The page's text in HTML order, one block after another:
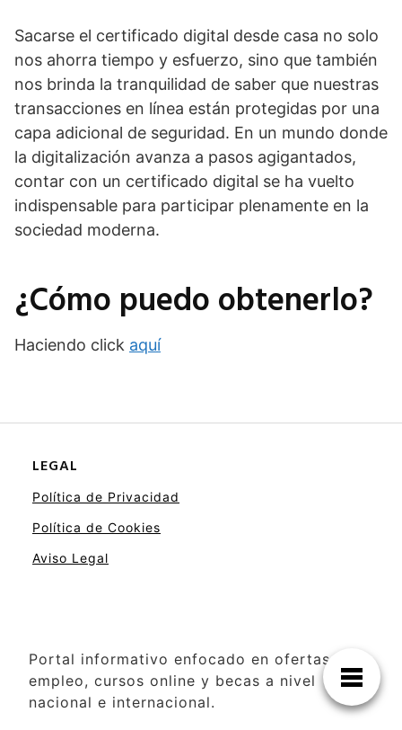
Sacarse el certificado digital desde casa no solo
nos ahorra tiempo y esfuerzo, sino que también
nos brinda la tranquilidad de saber que nuestras
transacciones en línea están protegidas por una
capa adicional de seguridad. En un mundo donde
la digitalización avanza a pasos agigantados,
contar con un certificado digital se ha vuelto
indispensable para participar plenamente en la
sociedad moderna.
¿Cómo puedo obtenerlo?
Haciendo click aquí
LEGAL
Política de Privacidad
Política de Cookies
Aviso Legal
Portal informativo enfocado en ofertas de
empleo, cursos online y becas a nivel
nacional e internacional.